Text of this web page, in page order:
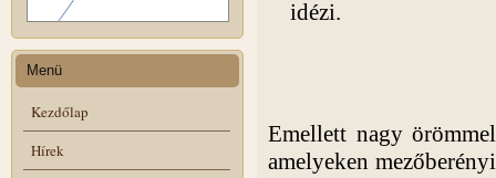
Menü
Kezdőlap
Hírek
idézi.
Emellett nagy
amelyeken